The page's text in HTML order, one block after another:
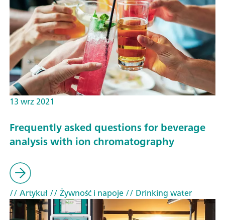
13 wrz 2021
Frequently asked questions for beverage
analysis with ion chromatography
// Artykuł// Żywność i napoje// Drinking water